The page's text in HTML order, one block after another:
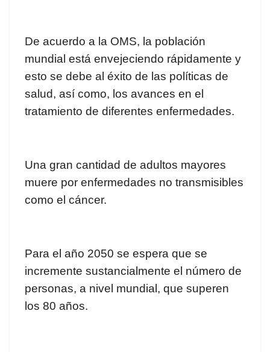
De acuerdo a la OMS, la población
mundial está envejeciendo rápidamente y
esto se debe al éxito de las políticas de
salud, así como, los avances en el
tratamiento de diferentes enfermedades.
Una gran cantidad de adultos mayores
muere por enfermedades no transmisibles
como el cáncer.
Para el año 2050 se espera que se
incremente sustancialmente el número de
personas, a nivel mundial, que superen
los 80 años.